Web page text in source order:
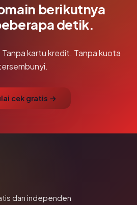
berikutnya
detik.
kartu kredit. Tanpa kuota
cek gratis →
dan independen